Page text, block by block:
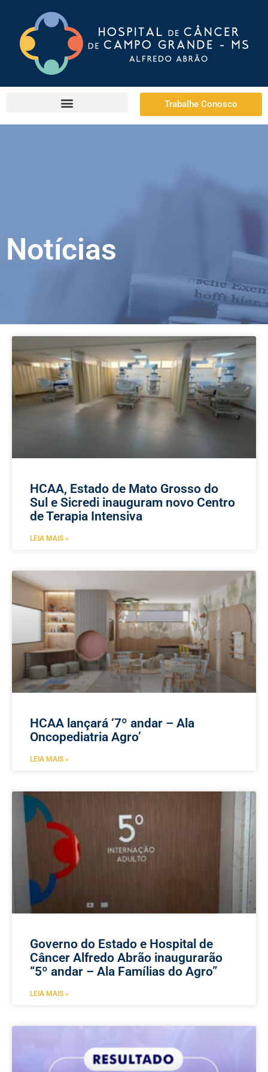
Trabalhe Conosco
Notícias
HCAA, Estado de Mato Grosso do
Sul e Sicredi inauguram novo Centro
de Terapia Intensiva
LEIA MAIS »
HCAA lançará ‘7º andar – Ala
Oncopediatria Agro’
LEIA MAIS »
Governo do Estado e Hospital de
Câncer Alfredo Abrão inaugurarão
“5º andar – Ala Famílias do Agro”
LEIA MAIS »